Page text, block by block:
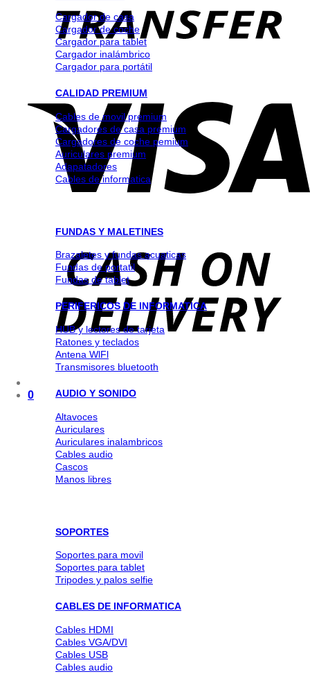
0
Cargador de casa
Cargador de coche
Cargador para tablet
Cargador inalámbrico
Cargador para portátil
CALIDAD PREMIUM
Cables de movil premium
Cargadores de casa premium
Cargadores de coche pemium
Auriculares premium
Adapatadores
Cables de informatica
FUNDAS Y MALETINES
Brazaletes y fundas acuaticas
Fundas de portatil
Fundas de tablet
PERIFERICOS DE INFORMATICA
HUB y lectores de tarjeta
Ratones y teclados
Antena WlFl
Transmisores bluetooth
AUDIO Y SONIDO
Altavoces
Auriculares
Auriculares inalambricos
Cables audio
Cascos
Manos libres
SOPORTES
Soportes para movil
Soportes para tablet
Tripodes y palos selfie
CABLES DE INFORMATICA
Cables HDMI
Cables VGA/DVI
Cables USB
Cables audio